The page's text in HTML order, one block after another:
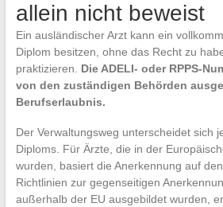
allein nicht beweist
Ein ausländischer Arzt kann ein
Diplom besitzen, ohne das Recht zu
praktizieren. Die ADELI- oder RPPS-
von den zuständigen Behörden
Berufserlaubnis.
Der Verwaltungsweg unterscheidet sich
Diploms. Für Ärzte, die in der
wurden, basiert die Anerkennung auf
Richtlinien zur gegenseitigen
außerhalb der EU ausgebildet wurden,